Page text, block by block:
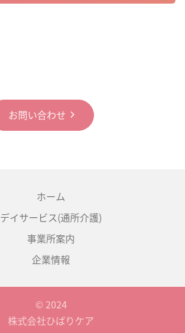
お問い合わせ
ホーム
デイサービス(通所介護)
事業所案内
企業情報
© 2024
株式会社ひばりケア